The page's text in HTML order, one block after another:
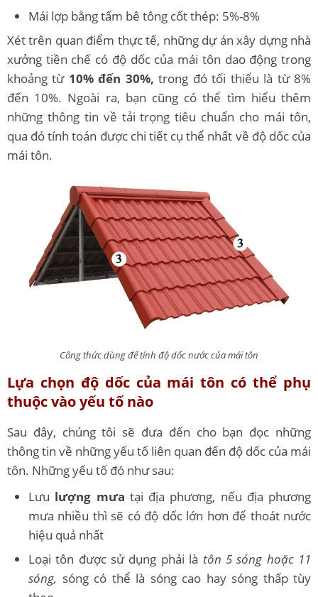
Mái lợp bằng tấm bê tông cốt thép: 5%-8%
Xét trên quan điểm thực tế, những dự án xây dựng nhà
xưởng tiền chế có độ dốc của mái tôn dao động trong
khoảng từ 10% đến 30%, trong đó tối thiểu là từ 8%
đến 10%. Ngoài ra, bạn cũng có thể tìm hiểu thêm
những thông tin về tải trọng tiêu chuẩn cho mái tôn,
qua đó tính toán được chi tiết cụ thể nhất về độ dốc của
mái tôn.
Công thức dùng để tính độ dốc nước của mái tôn
Lựa chọn độ dốc của mái tôn có thể phụ
thuộc vào yếu tố nào
Sau đây, chúng tôi sẽ đưa đến cho bạn đọc những
thông tin về những yếu tố liên quan đến độ dốc của mái
tôn. Những yếu tố đó như sau:
Lưu lượng mưa tại địa phương, nếu địa phương
mưa nhiều thì sẽ có độ dốc lớn hơn để thoát nước
hiệu quả nhất
Loại tôn được sử dụng phải là tôn 5 sóng hoặc 11
sóng, sóng có thể là sóng cao hay sóng thấp tùy